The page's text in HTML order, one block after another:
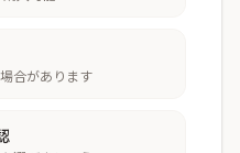
合があります